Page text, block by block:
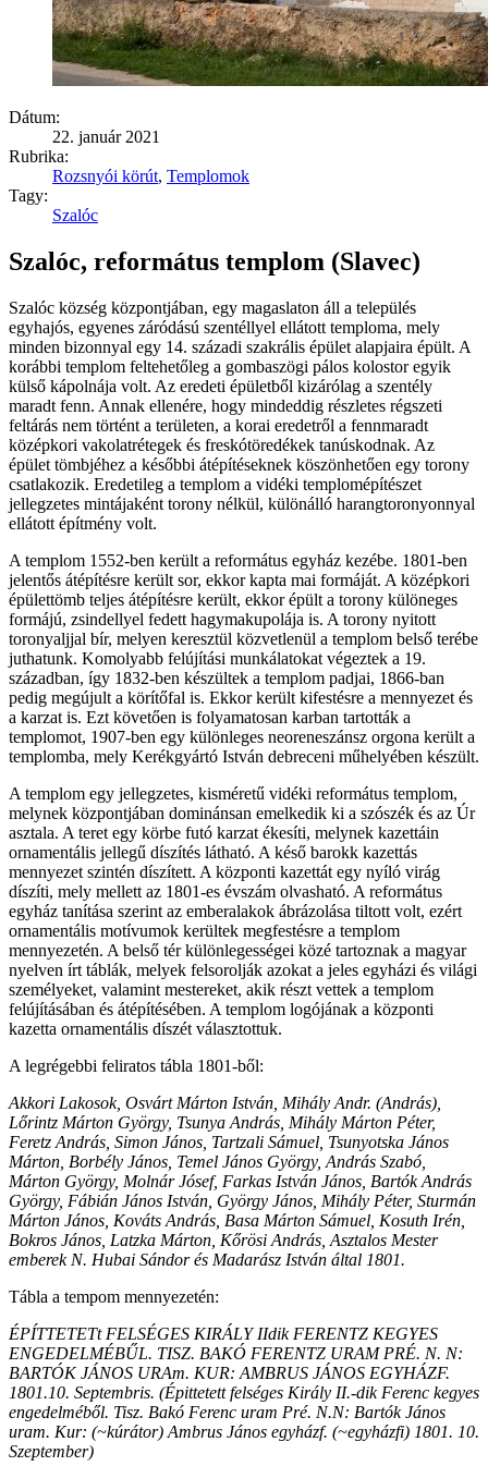
Dátum:
22. január 2021
Rubrika:
Rozsnyói körút, Templomok
Tagy:
Szalóc
Szalóc, református templom (Slavec)
Szalóc község központjában, egy magaslaton áll a település
egyhajós, egyenes záródású szentéllyel ellátott temploma, mely
minden bizonnyal egy 14. századi szakrális épület alapjaira épült. A
korábbi templom feltehetőleg a gombaszögi pálos kolostor egyik
külső kápolnája volt. Az eredeti épületből kizárólag a szentély
maradt fenn. Annak ellenére, hogy mindeddig részletes régszeti
feltárás nem történt a területen, a korai eredetről a fennmaradt
középkori vakolatrétegek és freskótöredékek tanúskodnak. Az
épület tömbjéhez a későbbi átépítéseknek köszönhetően egy torony
csatlakozik. Eredetileg a templom a vidéki templomépítészet
jellegzetes mintájaként torony nélkül, különálló harangtoronyonnyal
ellátott építmény volt.
A templom 1552-ben került a református egyház kezébe. 1801-ben
jelentős átépítésre került sor, ekkor kapta mai formáját. A középkori
épülettömb teljes átépítésre került, ekkor épült a torony különeges
formájú, zsindellyel fedett hagymakupolája is. A torony nyitott
toronyaljjal bír, melyen keresztül közvetlenül a templom belső terébe
juthatunk. Komolyabb felújítási munkálatokat végeztek a 19.
században, így 1832-ben készültek a templom padjai, 1866-ban
pedig megújult a körítőfal is. Ekkor került kifestésre a mennyezet és
a karzat is. Ezt követően is folyamatosan karban tartották a
templomot, 1907-ben egy különleges neoreneszánsz orgona került a
templomba, mely Kerékgyártó István debreceni műhelyében készült.
A templom egy jellegzetes, kisméretű vidéki református templom,
melynek központjában dominánsan emelkedik ki a szószék és az Úr
asztala. A teret egy körbe futó karzat ékesíti, melynek kazettáin
ornamentális jellegű díszítés látható. A késő barokk kazettás
mennyezet szintén díszített. A központi kazettát egy nyíló virág
díszíti, mely mellett az 1801-es évszám olvasható. A református
egyház tanítása szerint az emberalakok ábrázolása tiltott volt, ezért
ornamentális motívumok kerültek megfestésre a templom
mennyezetén. A belső tér különlegességei közé tartoznak a magyar
nyelven írt táblák, melyek felsorolják azokat a jeles egyházi és világi
személyeket, valamint mestereket, akik részt vettek a templom
felújításában és átépítésében. A templom logójának a központi
kazetta ornamentális díszét választottuk.
A legrégebbi feliratos tábla 1801-ből:
Akkori Lakosok, Osvárt Márton István, Mihály Andr. (András),
Lőrintz Márton György, Tsunya András, Mihály Márton Péter,
Feretz András, Simon János, Tartzali Sámuel, Tsunyotska János
Márton, Borbély János, Temel János György, András Szabó,
Márton György, Molnár Jósef, Farkas István János, Bartók András
György, Fábián János István, György János, Mihály Péter, Sturmán
Márton János, Kováts András, Basa Márton Sámuel, Kosuth Irén,
Bokros János, Latzka Márton, Kőrösi András, Asztalos Mester
emberek N. Hubai Sándor és Madarász István által 1801.
Tábla a tempom mennyezetén:
ÉPÍTTETETt FELSÉGES KIRÁLY IIdik FERENTZ KEGYES
ENGEDELMÉBŰL. TISZ. BAKÓ FERENTZ URAM PRÉ. N. N:
BARTÓK JÁNOS URAm. KUR: AMBRUS JÁNOS EGYHÁZF.
1801.10. Septembris. (Épittetett felséges Király II.-dik Ferenc kegyes
engedelméből. Tisz. Bakó Ferenc uram Pré. N.N: Bartók János
uram. Kur: (~kúrátor) Ambrus János egyházf. (~egyházfi) 1801. 10.
Szeptember)